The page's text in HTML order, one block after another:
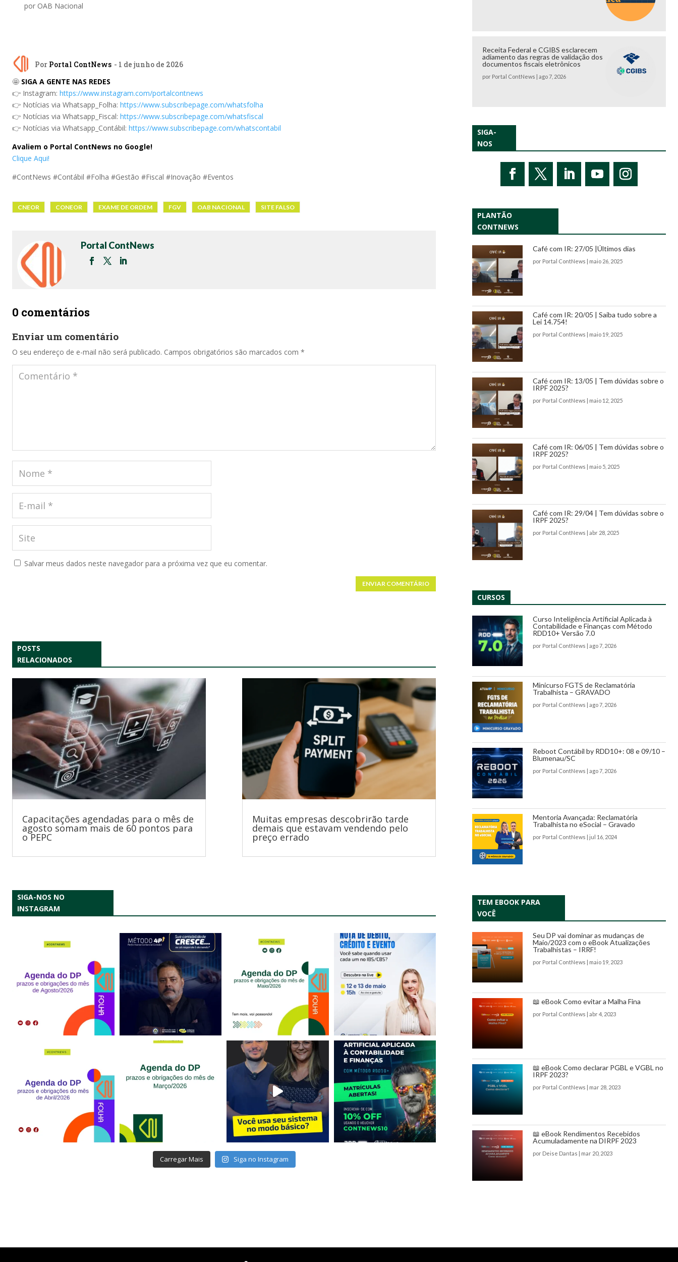
por OAB Nacional
Por Portal ContNews - 1 de junho de 2026
🤩 SIGA A GENTE NAS REDES
👉 Instagram: https://www.instagram.com/portalcontnews
👉 Notícias via Whatsapp_Folha: https://www.subscribepage.com/whatsfolha
👉 Notícias via Whatsapp_Fiscal: https://www.subscribepage.com/whatsfiscal
👉 Notícias via Whatsapp_Contábil: https://www.subscribepage.com/whatscontabil
Avaliem o Portal ContNews no Google!
Clique Aqui!
#ContNews #Contábil #Folha #Gestão #Fiscal #Inovação #Eventos
CNEOR CONEOR EXAME DE ORDEM FGV OAB NACIONAL SITE FALSO
Portal ContNews
0 comentários
Enviar um comentário
O seu endereço de e-mail não será publicado. Campos obrigatórios são marcados com *
Salvar meus dados neste navegador para a próxima vez que eu comentar.
ENVIAR COMENTÁRIO
POSTS
RELACIONADOS
Capacitações agendadas para o mês de
agosto somam mais de 60 pontos para
o PEPC
Muitas empresas descobrirão tarde
demais que estavam vendendo pelo
preço errado
SIGA-NOS NO
INSTAGRAM
Carregar Mais Siga no Instagram
Receita Federal e CGIBS esclarecem
adiamento das regras de validação dos
documentos fiscais eletrônicos
por Portal ContNews ago 7, 2026
SIGA-
NOS
PLANTÃO
CONTNEWS
Café com IR: 27/05 |Últimos dias
por Portal ContNews | maio 26, 2025
Café com IR: 20/05 | Saiba tudo sobre a
Lei 14.754!
por Portal ContNews | maio 19, 2025
Café com IR: 13/05 | Tem dúvidas sobre o
IRPF 2025?
por Portal ContNews | maio 12, 2025
Café com IR: 06/05 | Tem dúvidas sobre o
IRPF 2025?
por Portal ContNews | maio 5, 2025
Café com IR: 29/04 | Tem dúvidas sobre o
IRPF 2025?
por Portal ContNews | abr 28, 2025
CURSOS
Curso Inteligência Artificial Aplicada à
Contabilidade e Finanças com Método
RDD10+ Versão 7.0
por Portal ContNews ago 7, 2026
Minicurso FGTS de Reclamatória
Trabalhista – GRAVADO
por Portal ContNews ago 7, 2026
Reboot Contábil by RDD10+: 08 e 09/10 –
Blumenau/SC
por Portal ContNews ago 7, 2026
Mentoria Avançada: Reclamatória
Trabalhista no eSocial – Gravado
por Portal ContNews jul 16, 2024
TEM EBOOK PARA
VOCÊ
Seu DP vai dominar as mudanças de
Maio/2023 com o eBook Atualizações
Trabalhistas – IRRF!
por Portal ContNews | maio 19, 2023
📖 eBook Como evitar a Malha Fina
por Portal ContNews | abr 4, 2023
📖 eBook Como declarar PGBL e VGBL no
IRPF 2023?
por Portal ContNews | mar 28, 2023
📖 eBook Rendimentos Recebidos
Acumuladamente na DIRPF 2023
por Deise Dantas | mar 20, 2023